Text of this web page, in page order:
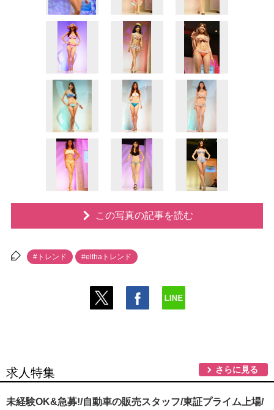
この写真の記事を読む
#トレンド #elthaトレンド
求人特集 さらに見る
未経験OK&急募!/自動車の販売スタッフ/東証プライム上場/